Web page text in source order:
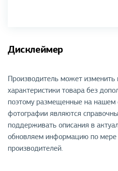
Дисклеймер
Производитель может
характеристики товара без
поэтому размещенные на нашем
фотографии являются
поддерживать описания в
обновляем информацию по мере
производителей.